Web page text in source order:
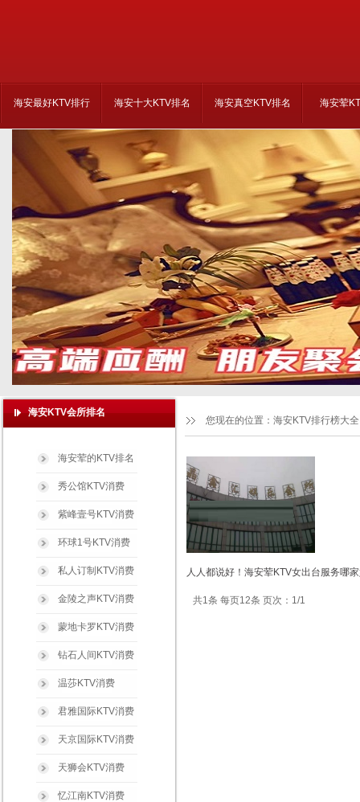
海安最好KTV排行 海安十大KTV排名 海安真空KTV排名 海安荤
人人都说好！海安荤KTV女出台服务哪
共1条 每页12条 页次：1/1
您现在的位置： 海安KTV排行榜大全
海安KTV会所排名
海安荤的KTV排名
秀公馆KTV消费
紫峰壹号KTV消费
环球1号KTV消费
私人订制KTV消费
金陵之声KTV消费
蒙地卡罗KTV消费
钻石人间KTV消费
温莎KTV消费
君雅国际KTV消费
天京国际KTV消费
天狮会KTV消费
忆江南KTV消费